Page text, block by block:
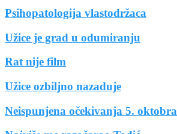
Psihopatologija vlastodržaca
Užice je grad u odumiranju
Rat nije film
Užice ozbiljno nazaduje
Neispunjena očekivanja 5. oktobra